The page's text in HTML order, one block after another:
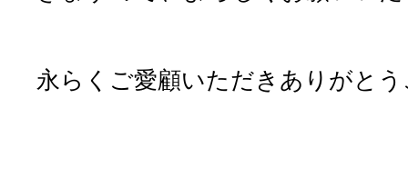
永らくご愛顧いただきありがと